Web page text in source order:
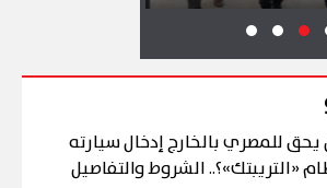
للمصري بالخارج إدخال سيارته
«التريبتك»؟.. الشروط والتفاصيل